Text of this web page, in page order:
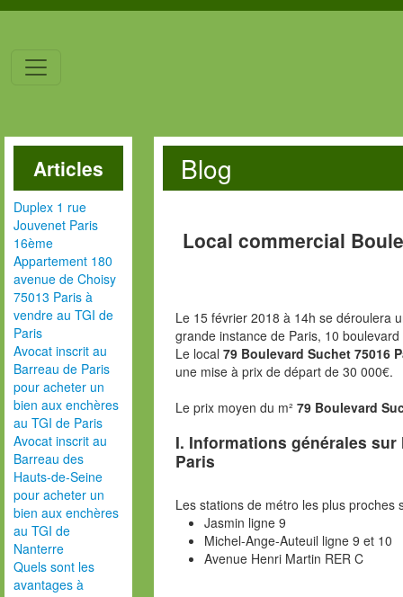
Articles
Duplex 1 rue
Jouvenet Paris
16ème
Appartement 180
avenue de Choisy
75013 Paris à
vendre au TGI de
Paris
Avocat inscrit au
Barreau de Paris
pour acheter un
bien aux enchères
au TGI de Paris
Avocat inscrit au
Barreau des
Hauts-de-Seine
pour acheter un
bien aux enchères
au TGI de
Nanterre
Quels sont les
avantages à
Blog
Local commercial
Le 15 février 2018 à 14h se déroulera
grande instance de Paris, 10
Le local 79 Boulevard Suchet 75016
une mise à prix de départ de 30 000€.
Le prix moyen du m² 79 Boulevard
I. Informations générales
Paris
Les stations de métro les plus proches
Jasmin ligne 9
Michel-Ange-Auteuil ligne 9 et 10
Avenue Henri Martin RER C